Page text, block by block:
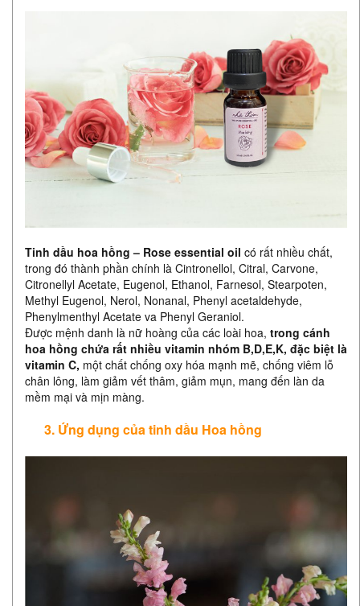
Tinh dầu hoa hồng – Rose essential oil có rất nhiều chất,
trong đó thành phần chính là Cintronellol, Citral, Carvone,
Citronellyl Acetate, Eugenol, Ethanol, Farnesol, Stearpoten,
Methyl Eugenol, Nerol, Nonanal, Phenyl acetaldehyde,
Phenylmenthyl Acetate va Phenyl Geraniol.
Được mệnh danh là nữ hoàng của các loài hoa, trong cánh
hoa hồng chứa rất nhiều vitamin nhóm B,D,E,K, đặc biệt là
vitamin C, một chất chống oxy hóa mạnh mẽ, chống viêm lỗ
chân lông, làm giảm vết thâm, giảm mụn, mang đến làn da
mềm mại và mịn màng.
3. Ứng dụng của tinh dầu Hoa hồng